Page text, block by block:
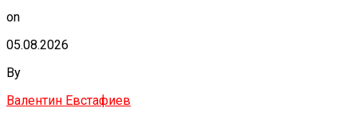
on
05.08.2026
By
Валентин Евстафиев